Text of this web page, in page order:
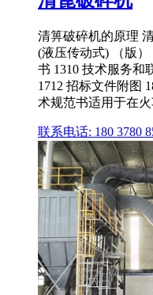
清箅破碎机的原理
(液压传动式) （版
书 1310 技术服务和
1712 招标文件附图
术规范书适用于在
联系电话: 180 3780